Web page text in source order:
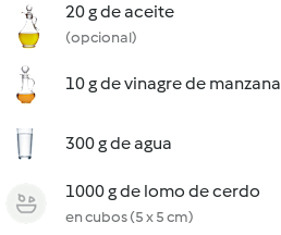
20 g de aceite
(opcional)
10 g de vinagre de manzana
300 g de agua
1000 g de lomo de cerdo
en cubos (5 x 5 cm)